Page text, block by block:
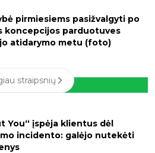
pirmiesiems pasižvalgyti po
koncepcijos parduotuves
atidarymo metu (foto)
straipsnių
You“ įspėja klientus dėl
incidento: galėjo nutekėti